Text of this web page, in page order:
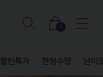
0
할인특가 한정수량 난이